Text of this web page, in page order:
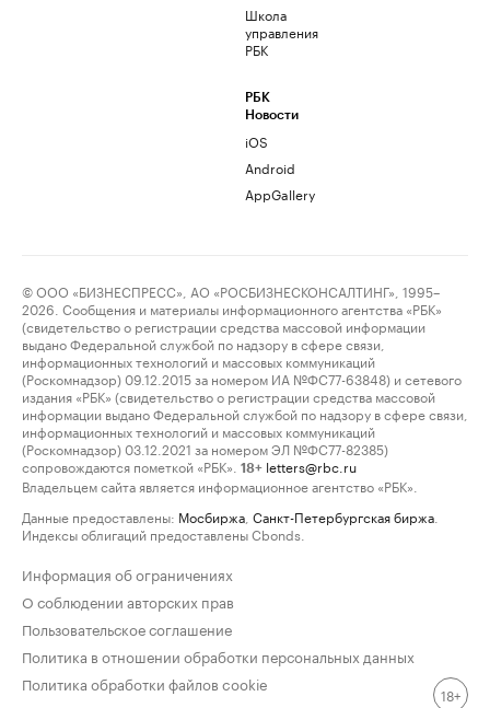
Школа
управления
РБК
РБК
Новости
iOS
Android
AppGallery
© ООО «БИЗНЕСПРЕСС», АО «РОСБИЗНЕСКОНСАЛТИНГ», 1995–
2026. Сообщения и материалы информационного агентства «РБК»
(свидетельство о регистрации средства массовой информации
выдано Федеральной службой по надзору в сфере связи,
информационных технологий и массовых коммуникаций
(Роскомнадзор) 09.12.2015 за номером ИА №ФС77-63848) и сетевого
издания «РБК» (свидетельство о регистрации средства массовой
информации выдано Федеральной службой по надзору в сфере связи,
информационных технологий и массовых коммуникаций
(Роскомнадзор) 03.12.2021 за номером ЭЛ №ФС77-82385)
сопровождаются пометкой «РБК».
18+ letters@rbc.ru
Владельцем сайта является информационное агентство «РБК».
Данные предоставлены: Мосбиржа Санкт-Петербургская биржа
Индексы облигаций предоставлены Cbonds.
Информация об ограничениях
О соблюдении авторских прав
Пользовательское соглашение
Политика в отношении обработки персональных данных
Политика обработки файлов cookie
18+